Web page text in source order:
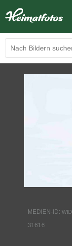
WIR
MEDIEN-ID:
31616